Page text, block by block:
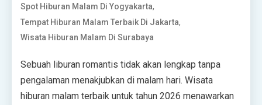
Spot Hiburan Malam Di Yogyakarta,
Tempat Hiburan Malam Terbaik Di Jakarta,
Wisata Hiburan Malam Di Surabaya
Sebuah liburan romantis tidak akan lengkap tanpa
pengalaman menakjubkan di malam hari. Wisata
hiburan malam terbaik untuk tahun 2026 menawarkan